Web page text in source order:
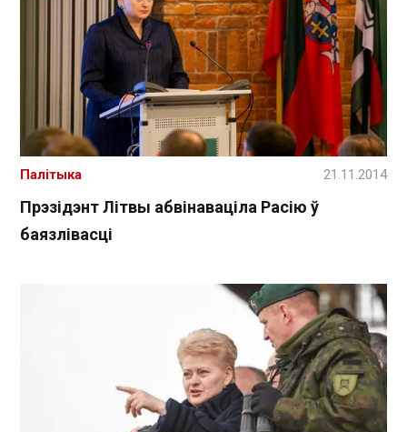
Прэзідэнт Літвы абвінаваціла Расію ў
баязлівасці
Палітыка 21.11.2014